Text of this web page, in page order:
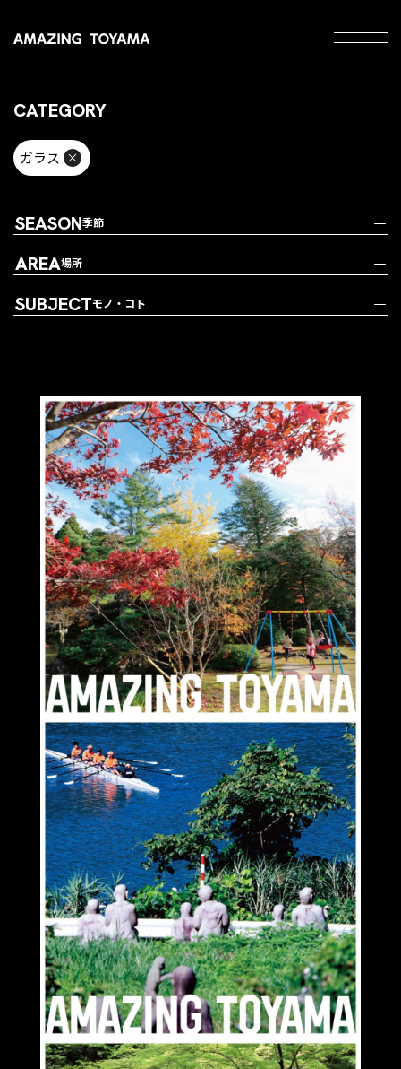
CATEGORY
ガラス
SEASON季節
AREA場所
SUBJECTモノ・コト